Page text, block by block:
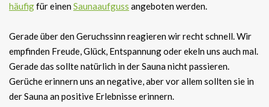
häufigfür einenSaunaaufguss angeboten werden.
Gerade über den Geruchssinn reagieren wir recht schnell. Wir
empfinden Freude, Glück, Entspannung oder ekeln uns auch mal.
Gerade das sollte natürlich in der Sauna nicht passieren.
Gerüche erinnern uns an negative, aber vor allem sollten sie in
der Sauna an positive Erlebnisse erinnern.